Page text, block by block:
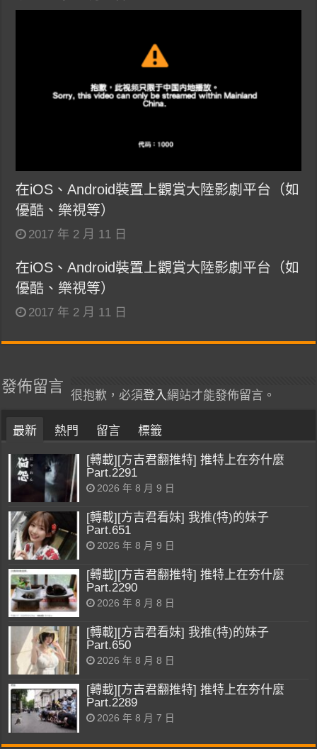
在iOS、Android裝置上觀賞大陸影劇平台（如
優酷、樂視等）
2017 年 2 月 11 日
在iOS、Android裝置上觀賞大陸影劇平台（如
優酷、樂視等）
2017 年 2 月 11 日
發佈留言
很抱歉，必須登入 網站才能發佈留言。
最新 熱門 留言 標籤
[轉載][方吉君翻推特] 推特上在夯什麼
Part.2291
2026 年 8 月 9 日
[轉載][方吉君看妹] 我推(特)的妹子
Part.651
2026 年 8 月 9 日
[轉載][方吉君翻推特] 推特上在夯什麼
Part.2290
2026 年 8 月 8 日
[轉載][方吉君看妹] 我推(特)的妹子
Part.650
2026 年 8 月 8 日
[轉載][方吉君翻推特] 推特上在夯什麼
Part.2289
2026 年 8 月 7 日